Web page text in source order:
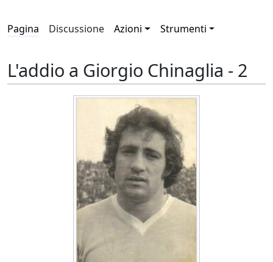
Pagina Discussione Azioni Strumenti
L'addio a Giorgio Chinaglia - 2